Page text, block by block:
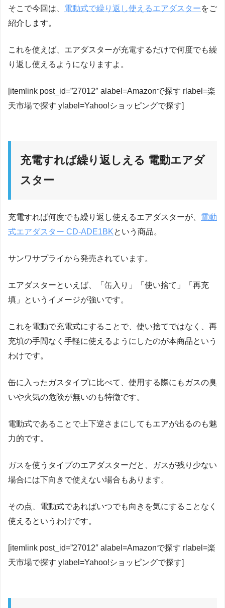
そこで今回は、 電動式で繰り返し使えるエアダスターをご
紹介します。
これを使えば、エアダスターが充電するだけで何度でも繰
り返し使えるようになりますよ。
[itemlink post_id=”27012″ alabel=Amazonで探す rlabel=楽
天市場で探す ylabel=Yahoo!ショッピングで探す]
充電すれば繰り返しえる 電動エアダ
スター
充電すれば何度でも繰り返し使えるエアダスターが、 電動
式エアダスター CD-ADE1BKという商品。
サンワサプライから発売されています。
エアダスターといえば、「缶入り」「使い捨て」「再充
填」というイメージが強いです。
これを電動で充電式にすることで、使い捨てではなく、再
充填の手間なく手軽に使えるようにしたのが本商品という
わけです。
缶に入ったガスタイプに比べて、使用する際にもガスの臭
いや火気の危険が無いのも特徴です。
電動式であることで上下逆さまにしてもエアが出るのも魅
力的です。
ガスを使うタイプのエアダスターだと、ガスが残り少ない
場合には下向きで使えない場合もあります。
その点、電動式であればいつでも向きを気にすることなく
使えるというわけです。
[itemlink post_id=”27012″ alabel=Amazonで探す rlabel=楽
天市場で探す ylabel=Yahoo!ショッピングで探す]